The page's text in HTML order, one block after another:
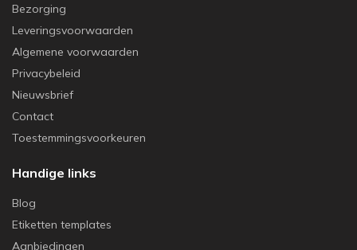
Bezorging
Leveringsvoorwaarden
Algemene voorwaarden
Privacybeleid
Nieuwsbrief
Contact
Toestemmingsvoorkeuren
Handige links
Blog
Etiketten templates
Aanbiedingen